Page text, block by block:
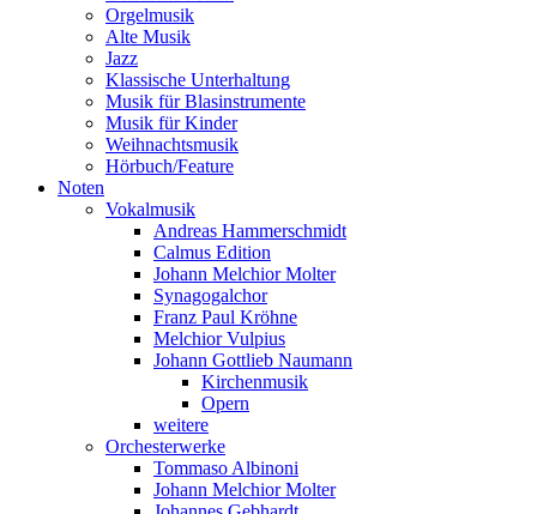
Orgelmusik
Alte Musik
Jazz
Klassische Unterhaltung
Musik für Blasinstrumente
Musik für Kinder
Weihnachtsmusik
Hörbuch/Feature
Noten
Vokalmusik
Andreas Hammerschmidt
Calmus Edition
Johann Melchior Molter
Synagogalchor
Franz Paul Kröhne
Melchior Vulpius
Johann Gottlieb Naumann
Kirchenmusik
Opern
weitere
Orchesterwerke
Tommaso Albinoni
Johann Melchior Molter